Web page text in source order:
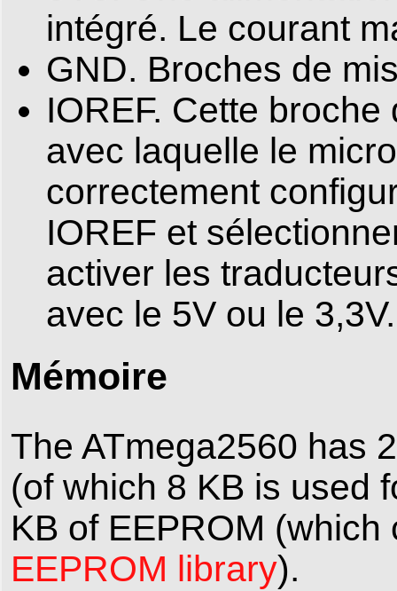
intégré. Le courant
GND. Broches de
IOREF. Cette
avec laquelle le
correctement
IOREF et
activer les
avec le 5V ou le 3,3V.
Mémoire
The ATmega2560 has
(of which 8 KB is used
KB of EEPROM
EEPROM library).